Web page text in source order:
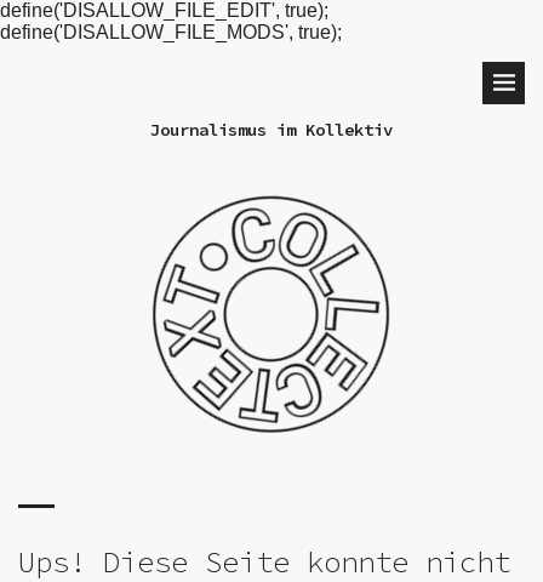
define('DISALLOW_FILE_EDIT', true);
define('DISALLOW_FILE_MODS', true);
Journalismus im Kollektiv
Ups! Diese Seite konnte nicht